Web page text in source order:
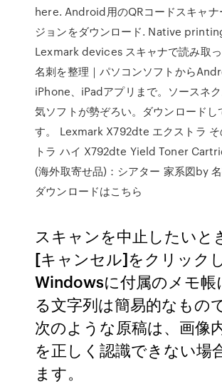
here. Android用のQRコードスキャナ
ジョンをダウンロード. Native
Lexmark devices スキャナで読み取
名刺を整理｜パソコンソフトから
iPhone、iPadアプリまで。ソースネ
気ソフトが勢ぞろい。ダウンロードし
す。 Lexmark X792dte エクストラ そ
トラ ハイ X792dte Yield Toner
(海外取寄せ品)：シアター 家系図by
ダウンロードはこちら
スキャンを中止したいと
[キャンセル]をクリックし
Windowsに付属のメモ帳
る文字列は簡易的なもの
次のような原稿は、画像
を正しく認識できない場
ます。